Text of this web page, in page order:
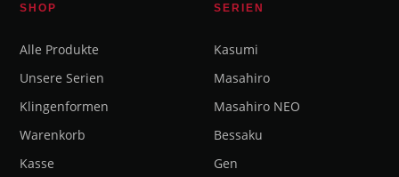
SHOP
Alle Produkte
Unsere Serien
Klingenformen
Warenkorb
Kasse
SERIEN
Kasumi
Masahiro
Masahiro NEO
Bessaku
Gen